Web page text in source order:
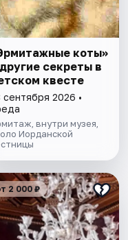
коты»
секреты в
квесте
сентября 2026 •
внутри музея,
Иорданской
2 000 ₽